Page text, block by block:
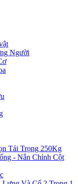
Người
Tải Trọng 250Kg
- Nắn Chỉnh Cột